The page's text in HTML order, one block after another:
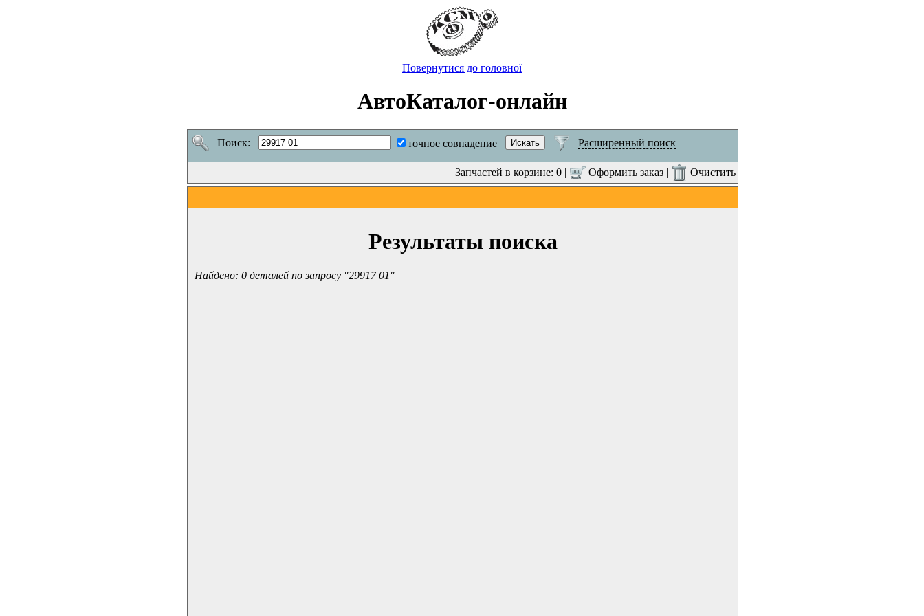
Повернутися до головної
АвтоКаталог-онлайн
Поиск: точное совпадение Расширенный поиск
Запчастей в корзине: 0 | Оформить заказ | Очистить
Результаты поиска
Найдено: 0 деталей по запросу "29917 01"